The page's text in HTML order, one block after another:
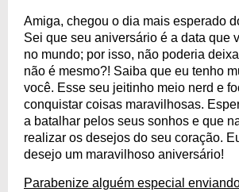
Amiga, chegou o dia mais esperado
Sei que seu aniversário é a data que
no mundo; por isso, não poderia
não é mesmo?! Saiba que eu tenho
você. Esse seu jeitinho meio nerd e
conquistar coisas maravilhosas.
a batalhar pelos seus sonhos e que
realizar os desejos do seu coração.
desejo um maravilhoso aniversário!
Parabenize alguém especial